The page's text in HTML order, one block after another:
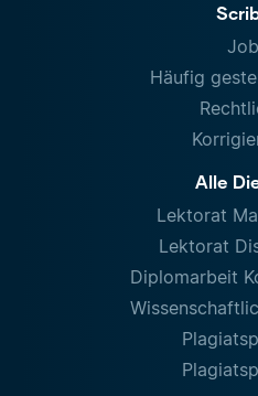
Häufig
Alle
Lektorat
Lektorat
Diplomarbeit